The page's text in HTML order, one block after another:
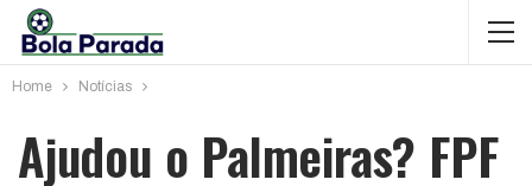
Home Notícias
Ajudou o Palmeiras? FPF